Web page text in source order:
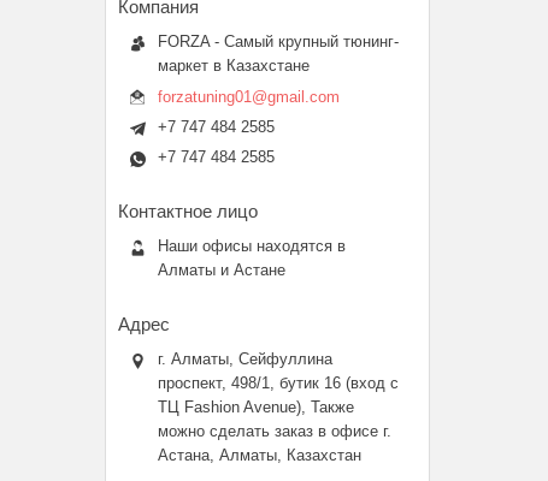
FORZA - Самый крупный тюнинг-
маркет в Казахстане
forzatuning01@gmail.com
+7 747 484 2585
+7 747 484 2585
Наши офисы находятся в
Алматы и Астане
г. Алматы, Сейфуллина
проспект, 498/1, бутик 16 (вход с
ТЦ Fashion Avenue), Также
можно сделать заказ в офисе г.
Астана, Алматы, Казахстан